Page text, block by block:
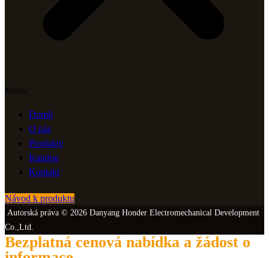
Menu
Domů
O nás
Produkty
Katalog
Kontakt
Návod k produktu
Autorská práva © 2026 Danyang Honder Electromechanical Development
Co.,Ltd.
Bezplatná cenová nabídka a žádost o